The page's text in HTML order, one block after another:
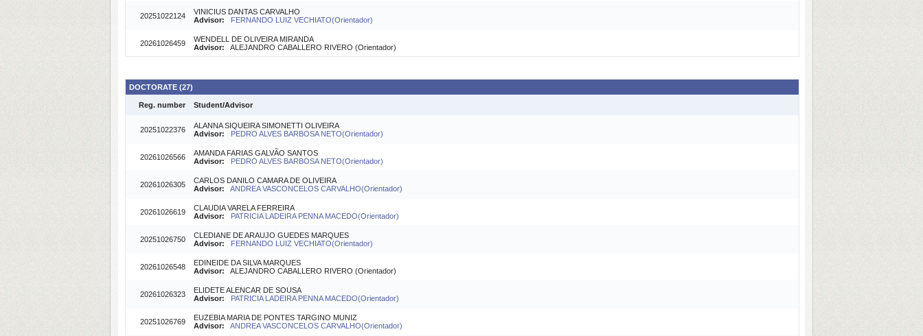
20251022124
VINICIUS DANTAS CARVALHO
Advisor:
FERNANDO LUIZ VECHIATO(Orientador)
20261026459
WENDELL DE OLIVEIRA MIRANDA
Advisor: ALEJANDRO CABALLERO RIVERO (Orientador)
DOCTORATE (27)
Reg. number Student/Advisor
20251022376
ALANNA SIQUEIRA SIMONETTI OLIVEIRA
Advisor:
PEDRO ALVES BARBOSA NETO(Orientador)
20261026566
AMANDA FARIAS GALVÃO SANTOS
Advisor:
PEDRO ALVES BARBOSA NETO(Orientador)
20261026305
CARLOS DANILO CAMARA DE OLIVEIRA
Advisor:
ANDREA VASCONCELOS CARVALHO(Orientador)
20261026619
CLAUDIA VARELA FERREIRA
Advisor:
PATRICIA LADEIRA PENNA MACEDO(Orientador)
20251026750
CLEDIANE DE ARAUJO GUEDES MARQUES
Advisor:
FERNANDO LUIZ VECHIATO(Orientador)
20261026548
EDINEIDE DA SILVA MARQUES
Advisor: ALEJANDRO CABALLERO RIVERO (Orientador)
20261026323
ELIDETE ALENCAR DE SOUSA
Advisor:
PATRICIA LADEIRA PENNA MACEDO(Orientador)
20251026769
EUZEBIA MARIA DE PONTES TARGINO MUNIZ
Advisor:
ANDREA VASCONCELOS CARVALHO(Orientador)